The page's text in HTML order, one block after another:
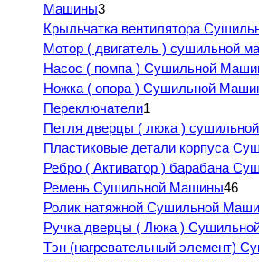
Машины3
Крыльчатка вентилятора
Мотор ( двигатель ) сушильной
Насос ( помпа ) Сушильной
Ножка ( опора ) Сушильной
Переключатели1
Петля дверцы ( люка )
Пластиковые детали корпуса
Ребро ( Активатор ) барабана
Ремень Сушильной Машины46
Ролик натяжной Сушильной
Ручка дверцы ( Люка )
Тэн (нагревательный элемент)